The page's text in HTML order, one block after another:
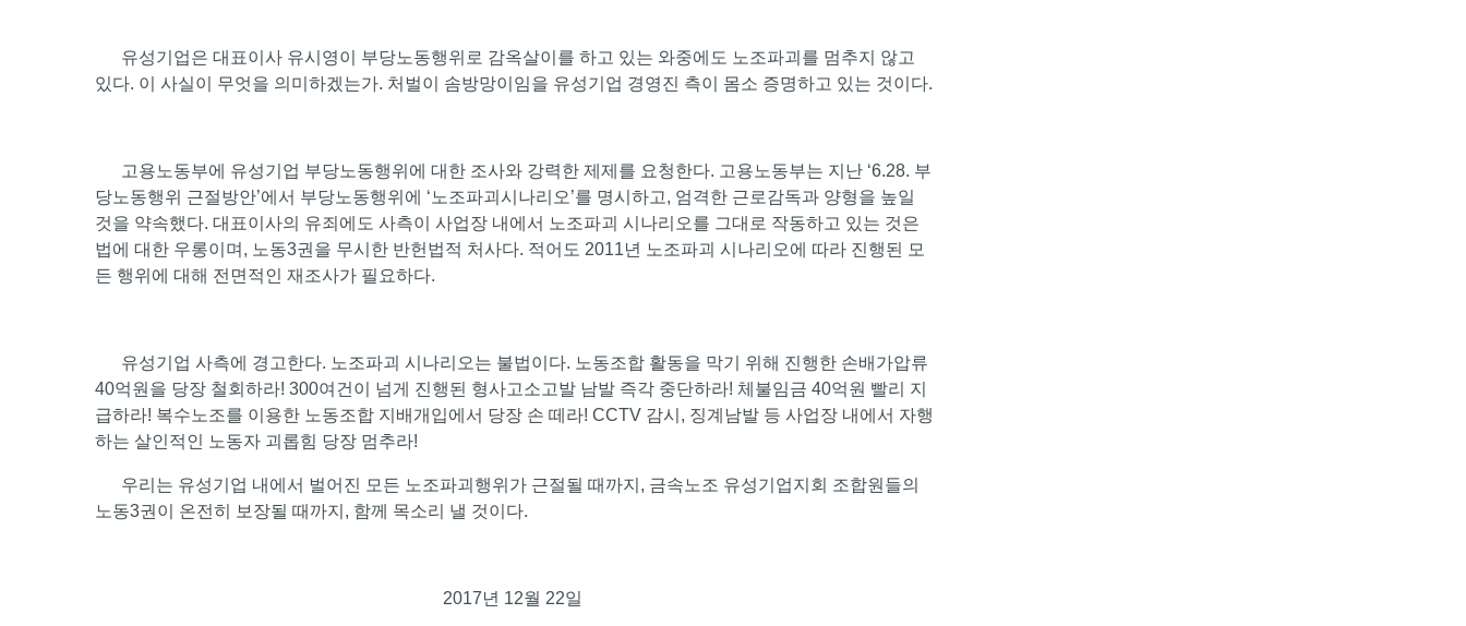
유성기업은 대표이사 유시영이 부당노동행위로 감옥살이를 하고 있는 와중에도 노조파괴를 멈추지 않고
있다. 이 사실이 무엇을 의미하겠는가. 처벌이 솜방망이임을 유성기업 경영진 측이 몸소 증명하고 있는 것이다.
고용노동부에 유성기업 부당노동행위에 대한 조사와 강력한 제제를 요청한다. 고용노동부는 지난 ‘6.28. 부
당노동행위 근절방안’에서 부당노동행위에 ‘노조파괴시나리오’를 명시하고, 엄격한 근로감독과 양형을 높일
것을 약속했다. 대표이사의 유죄에도 사측이 사업장 내에서 노조파괴 시나리오를 그대로 작동하고 있는 것은
법에 대한 우롱이며, 노동3권을 무시한 반헌법적 처사다. 적어도 2011년 노조파괴 시나리오에 따라 진행된 모
든 행위에 대해 전면적인 재조사가 필요하다.
유성기업 사측에 경고한다. 노조파괴 시나리오는 불법이다. 노동조합 활동을 막기 위해 진행한 손배가압류
40억원을 당장 철회하라! 300여건이 넘게 진행된 형사고소고발 남발 즉각 중단하라! 체불임금 40억원 빨리 지
급하라! 복수노조를 이용한 노동조합 지배개입에서 당장 손 떼라! CCTV 감시, 징계남발 등 사업장 내에서 자행
하는 살인적인 노동자 괴롭힘 당장 멈추라!
우리는 유성기업 내에서 벌어진 모든 노조파괴행위가 근절될 때까지, 금속노조 유성기업지회 조합원들의
노동3권이 온전히 보장될 때까지, 함께 목소리 낼 것이다.
2017년 12월 22일